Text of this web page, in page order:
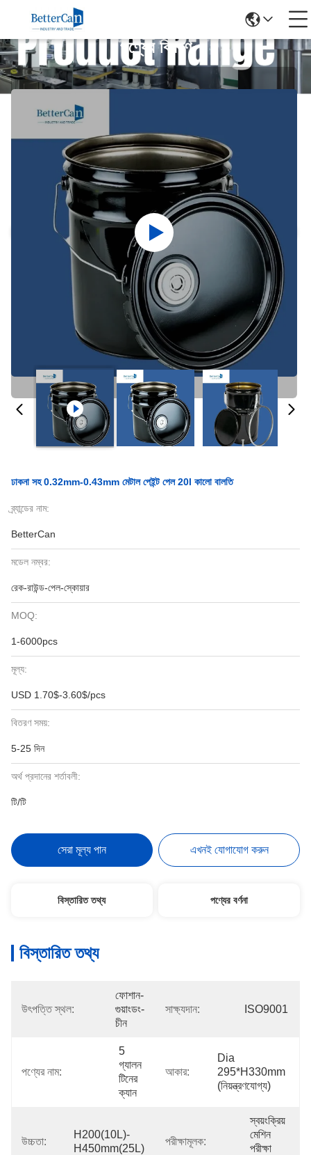
পণ্যের বিবরণ
ঢাকনা সহ 0.32mm-0.43mm মেটাল পেইন্ট পেল 20l কালো বালতি
ব্র্যান্ডের নাম:
BetterCan
মডেল নম্বর:
রেক-রাউন্ড-পেল-স্কোয়ার
MOQ:
1-6000pcs
মূল্য:
USD 1.70$-3.60$/pcs
বিতরণ সময়:
5-25 দিন
অর্থ প্রদানের শর্তাবলী:
টি/টি
সেরা মূল্য পান এখনই যোগাযোগ করুন
বিস্তারিত তথ্য পণ্যের বর্ণনা
বিস্তারিত তথ্য
উৎপত্তি স্থল:
ফোশান-
গুয়াংডং-
চীন
সাক্ষ্যদান: ISO9001
পণ্যের নাম:
5
গ্যালন
টিনের
ক্যান
আকার:
Dia
295*H330mm
(নিয়ন্ত্রণযোগ্য)
উচ্চতা:
H200(10L)-
H450mm(25L)
পরীক্ষামূলক:
স্বয়ংক্রিয়
মেশিন
পরীক্ষা